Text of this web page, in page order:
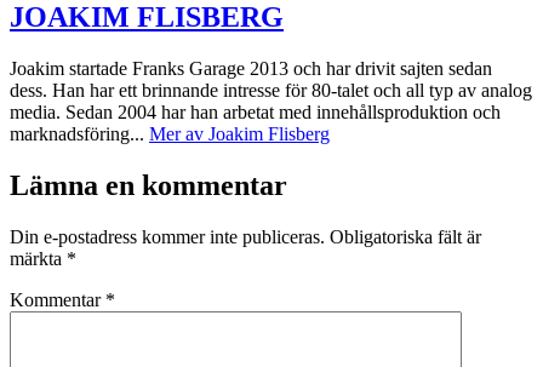
JOAKIM FLISBERG
Joakim startade Franks Garage 2013 och har drivit sajten sedan
dess. Han har ett brinnande intresse för 80-talet och all typ av analog
media. Sedan 2004 har han arbetat med innehållsproduktion och
marknadsföring... Mer av Joakim Flisberg
Lämna en kommentar
Din e-postadress kommer inte publiceras. Obligatoriska fält är
märkta *
Kommentar *